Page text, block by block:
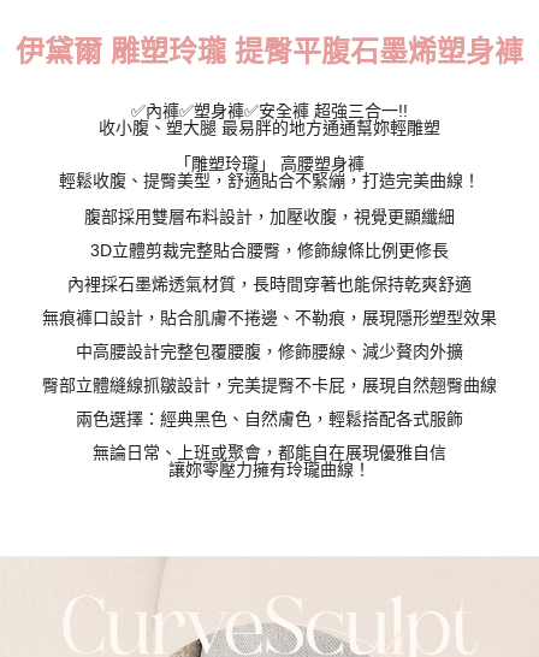
萊爾富取貨付款
付款後萊爾富取貨
每筆NT$70，滿NT$799(含以上)免運費
7-11取貨付款
每筆NT$70，滿NT$798(含以上)免運費
付款後7-11取貨
每筆NT$70，滿NT$799(含以上)免運費
每筆NT$70，滿NT$799(含以上)免運費
伊黛爾 雕塑玲瓏 提臀平腹石墨烯塑身褲
✅內褲✅塑身褲✅安全褲 超強三合一!!
收小腹、塑大腿 最易胖的地方通通幫妳輕雕塑
「雕塑玲瓏」 高腰塑身褲
輕鬆收腹、提臀美型，舒適貼合不緊繃，打造完美曲線！
腹部採用雙層布料設計，加壓收腹，視覺更顯纖細
3D立體剪裁完整貼合腰臀，修飾線條比例更修長
內裡採石墨烯透氣材質，長時間穿著也能保持乾爽舒適
無痕褲口設計，貼合肌膚不捲邊、不勒痕，展現隱形塑型效果
中高腰設計完整包覆腰腹，修飾腰線、減少贅肉外擴
臀部立體縫線抓皺設計，完美提臀不卡屁，展現自然翹臀曲線
兩色選擇：經典黑色、自然膚色，輕鬆搭配各式服飾
無論日常、上班或聚會，都能自在展現優雅自信
讓妳零壓力擁有玲瓏曲線！